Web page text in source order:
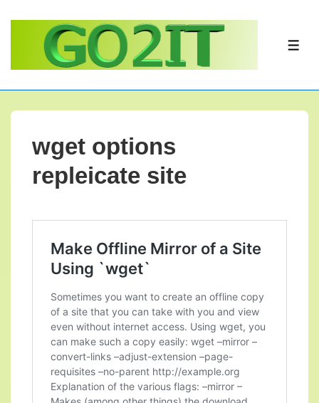
Doorgaan
hoofdinhoud
wget options
repleicate site